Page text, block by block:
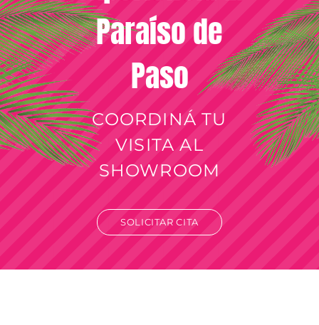
Paraíso de
Paso
COORDINÁ TU
VISITA AL
SHOWROOM
SOLICITAR CITA